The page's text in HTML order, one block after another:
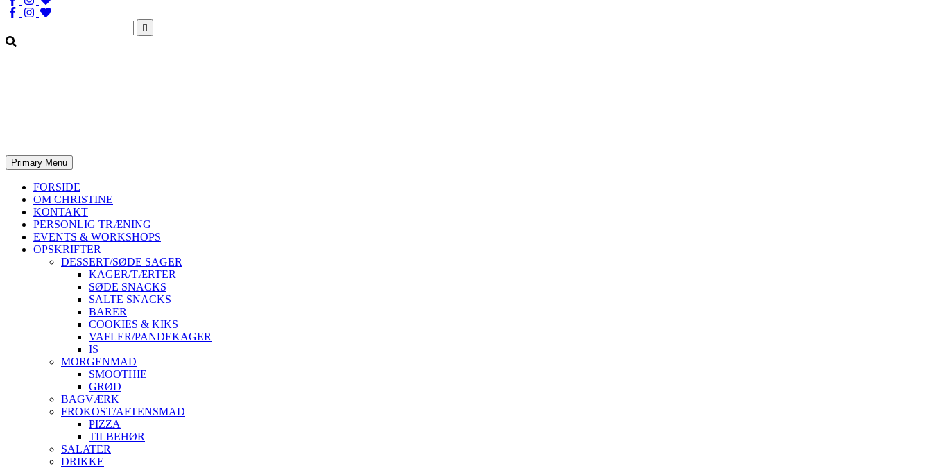
Søg
efter:
Primary Menu
FORSIDE
OM CHRISTINE
KONTAKT
PERSONLIG TRÆNING
EVENTS & WORKSHOPS
OPSKRIFTER
DESSERT/SØDE SAGER
KAGER/TÆRTER
SØDE SNACKS
SALTE SNACKS
BARER
COOKIES & KIKS
VAFLER/PANDEKAGER
IS
MORGENMAD
SMOOTHIE
GRØD
BAGVÆRK
FROKOST/AFTENSMAD
PIZZA
TILBEHØR
SALATER
DRIKKE